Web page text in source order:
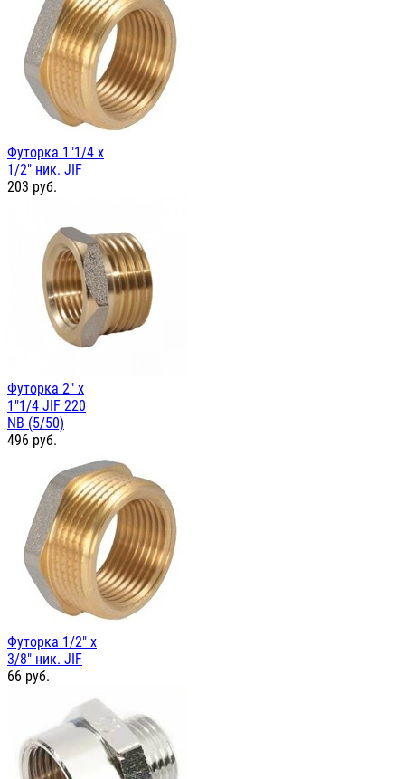
Футорка 1"1/4 х
1/2" ник. JIF
203 руб.
Футорка 2" х
1"1/4 JIF 220
NB (5/50)
496 руб.
Футорка 1/2" х
3/8" ник. JIF
66 руб.